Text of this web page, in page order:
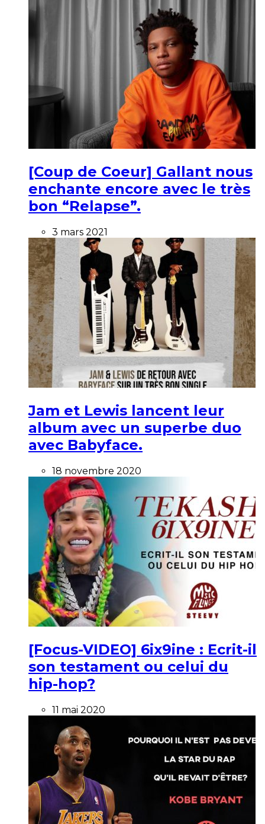
[Coup de Coeur] Gallant nous
enchante encore avec le très
bon “Relapse”.
3 mars 2021
Jam et Lewis lancent leur
album avec un superbe duo
avec Babyface.
18 novembre 2020
[Focus-VIDEO] 6ix9ine : Ecrit-il
son testament ou celui du
hip-hop?
11 mai 2020